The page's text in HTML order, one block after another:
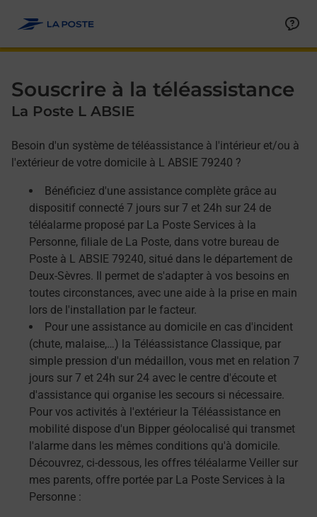
Souscrire à la téléassistance
La Poste L ABSIE
Besoin d'un système de téléassistance à l'intérieur et/ou à
l'extérieur de votre domicile à L ABSIE 79240 ?
Bénéficiez d'une assistance complète grâce au
dispositif connecté 7 jours sur 7 et 24h sur 24 de
téléalarme proposé par La Poste Services à la
Personne, filiale de La Poste, dans votre bureau de
Poste à L ABSIE 79240, situé dans le département de
Deux-Sèvres. Il permet de s'adapter à vos besoins en
toutes circonstances, avec une aide à la prise en main
lors de l'installation par le facteur.
Pour une assistance au domicile en cas d'incident
(chute, malaise,…) la Téléassistance Classique, par
simple pression d'un médaillon, vous met en relation 7
jours sur 7 et 24h sur 24 avec le centre d'écoute et
d'assistance qui organise les secours si nécessaire.
Pour vos activités à l'extérieur la Téléassistance en
mobilité dispose d'un Bipper géolocalisé qui transmet
l'alarme dans les mêmes conditions qu'à domicile.
Découvrez, ci-dessous, les offres téléalarme Veiller sur
mes parents, offre portée par La Poste Services à la
Personne :